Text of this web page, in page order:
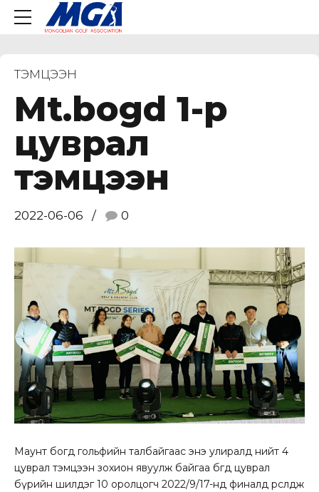
ТЭМЦЭЭН
Mt.bogd 1-р
цуврал
тэмцээн
2022-06-06 0
Маунт богд гольфийн талбайгаас энэ улиралд нийт 4
цуврал тэмцээн зохион явуулж байгаа бөгөөд цуврал
бүрийн шилдэг 10 оролцогч 2022/9/17-нд финалд өрсөлдөж